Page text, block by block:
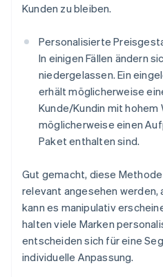
Kunden zu bleiben.
Personalisierte
In einigen Fällen ändern
niedergelassen. Ein
erhält möglicherweise
Kunde/Kundin mit hohem
möglicherweise einen
Paket enthalten sind.
Gut gemacht, diese
relevant angesehen
kann es manipulativ
halten viele Marken
entscheiden sich für eine
individuelle Anpassung.